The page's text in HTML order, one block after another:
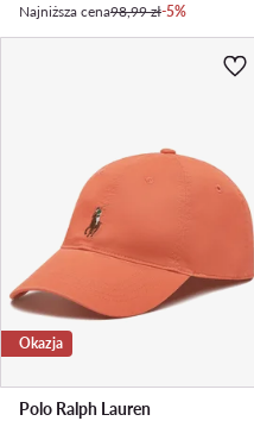
Najniższa cena98,99 zł-5%
Okazja
Polo Ralph Lauren